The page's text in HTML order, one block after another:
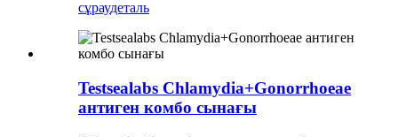
сұраудеталь
Testsealabs Chlamydia+Gonorrhoeae
антиген комбо сынағы